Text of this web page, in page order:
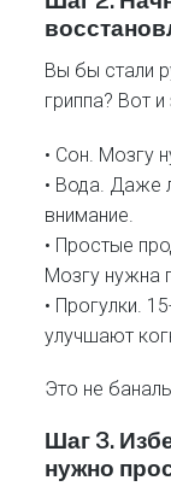
Вы бы стали
гриппа? Вот
• Сон. Мозгу
• Вода. Даже
внимание.
• Простые
Мозгу нужна
• Прогулки.
улучшают
Это не
Шаг 3.
нужно